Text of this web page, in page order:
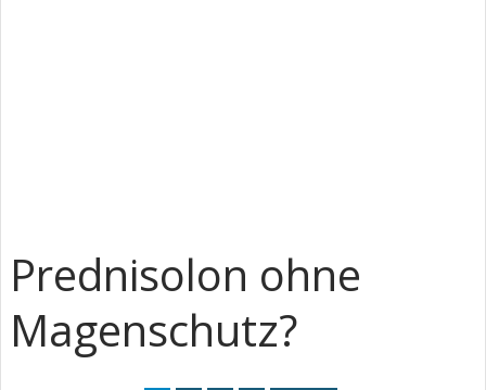
Prednisolon ohne
Magenschutz?